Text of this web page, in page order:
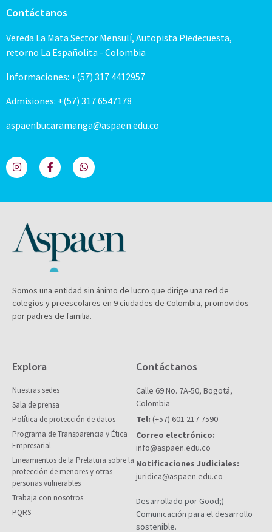
Contáctanos
Vereda La Mata Sector Mensulí, Autopista Piedecuesta,
retorno La Españolita - Colombia
Informaciones: +(57) 317 4412957
Admisiones: +(57) 317 6547178
aspaenbucaramanga@aspaen.edu.co
Somos una entidad sin ánimo de lucro que dirige una red de
colegios y preescolares en 9 ciudades de Colombia, promovidos
por padres de familia.
Explora
Nuestras sedes
Sala de prensa
Política de protección de datos
Programa de Transparencia y Ética
Empresarial
Lineamientos de la Prelatura sobre la
protección de menores y otras
personas vulnerables
Trabaja con nosotros
PQRS
Contáctanos
Calle 69 No. 7A-50, Bogotá,
Colombia
Tel: (+57) 601 217 7590
Correo electrónico:
info@aspaen.edu.co
Notificaciones Judiciales:
juridica@aspaen.edu.co
Desarrollado por Good;)
Comunicación para el desarrollo
sostenible.